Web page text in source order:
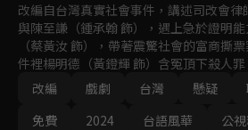
改編自台灣真實社會事件，講述司改會律
與陳至謙（鍾承翰 飾），遇上急於證明
（蔡黃汝 飾），帶著震驚社會的富商撕
件裡楊明德（黃鐙輝 飾）含冤頂下殺人
多年，遭判死刑7次，創台灣司法史上非
使護生聯盟成立，身為護生聯盟執行長的
全力協助。
改編
戲劇 台灣 懸疑
免費
2024 台語風華 公